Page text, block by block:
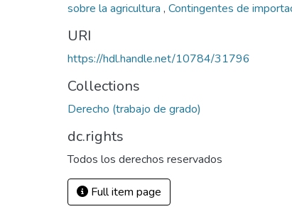
sobre la agricultura , Contingentes de
URI
https://hdl.handle.net/10784/31796
Collections
Derecho (trabajo de grado)
dc.rights
Todos los derechos reservados
Full item page